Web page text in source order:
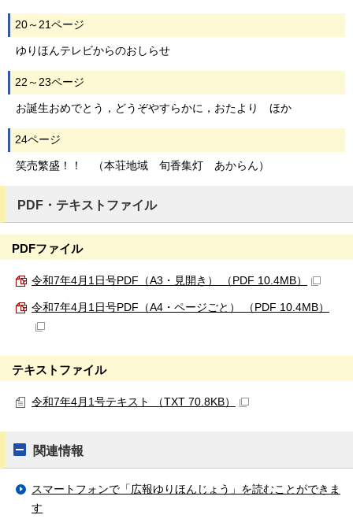
20～21ページ
ゆりほんテレビからのおしらせ
22～23ページ
お誕生おめでとう，どうぞやすらかに，おたより ほか
24ページ
笑売繁盛！！ （本荘地域 旬香集灯 あからん）
PDF・テキストファイル
PDFファイル
令和7年4月1日号PDF（A3・見開き） （PDF 10.4MB）
令和7年4月1日号PDF（A4・ページごと） （PDF 10.4MB）
テキストファイル
令和7年4月1号テキスト （TXT 70.8KB）
関連情報
スマートフォンで「広報ゆりほんじょう」を読むことができま
す